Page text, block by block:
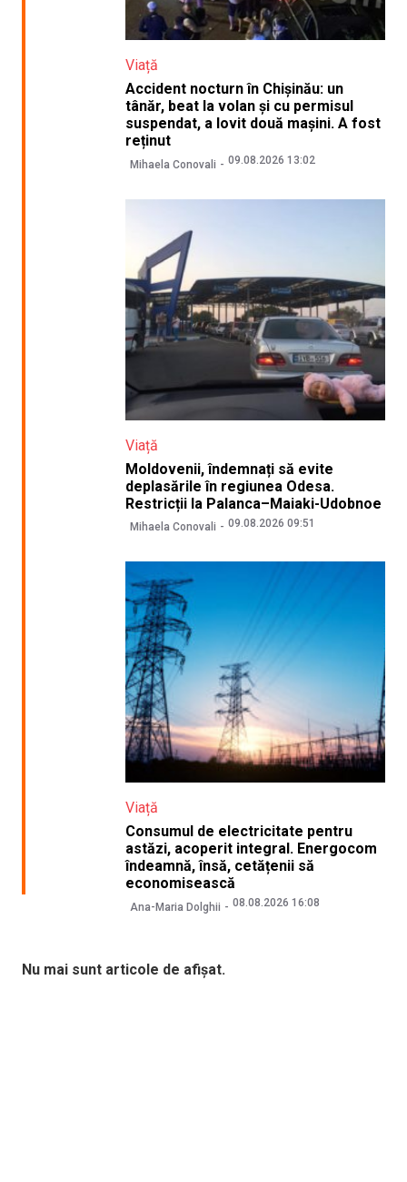
Viață
Accident nocturn în Chișinău: un
tânăr, beat la volan și cu permisul
suspendat, a lovit două mașini. A fost
reținut
Mihaela Conovali 09.08.2026 13:02
Viață
Moldovenii, îndemnați să evite
deplasările în regiunea Odesa.
Restricții la Palanca–Maiaki-Udobnoe
Mihaela Conovali 09.08.2026 09:51
Viață
Consumul de electricitate pentru
astăzi, acoperit integral. Energocom
îndeamnă, însă, cetățenii să
economisească
Ana-Maria Dolghii 08.08.2026 16:08
Nu mai sunt articole de afișat.